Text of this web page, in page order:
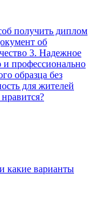
получить диплом
об
3. Надежное
профессионально
образца без
для жителей
какие варианты